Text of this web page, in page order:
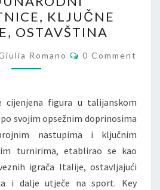
ROSSI:
MEĐUNARODNI
PREKRETNICE,
KLJUČNE
IZVEDBE,
KLJUČNE
OSTAVŠTINA
Romano Comments
0 Comment
cijenjena figura u talijanskom
svojim opsežnim doprinosima
nastupima i ključnim
turnirima, etablirao se kao
igrača Italije, ostavljajući
i dalje utječe na sport. Key